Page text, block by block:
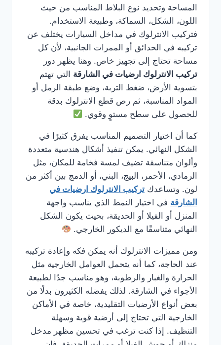
المساحة وتحديد نوع البلاط المناسب من حيث
اللون، الشكل، السماكة، وطبيعة الاستخدام.
فتركيب الانترلوك في مداخل السيارات يختلف عن
تركيبه في الحدائق أو الممرات الجانبية، لأن كل
مساحة تحتاج إلى تجهيز خاص. وهنا يظهر دور
تركيب الانترلوك ارضيات في الشارقة التي تهتم
بتسوية الأرض، ضغط التربة، وضع طبقة الرمل أو
المواد المناسبة، ثم رص قطع الانترلوك بدقة
للحصول على سطح مستوٍ وقوي.
كما أن اختيار التصميم المناسب يفرق كثيرًا في
الشكل النهائي. يمكن تنفيذ أشكال هندسية متعددة
وألوان متناسقة تضيف لمسة فخامة للمكان، مثل
الرمادي، الأحمر، البيج، البني، أو الدمج بين أكثر من
لون. وتساعدك تركيب الانترلوك ارضيات في
الشارقة في اختيار النمط الذي يناسب واجهة
المنزل أو الفيلا أو الحديقة، بحيث يكون الشكل
النهائي متناسقًا مع الديكور الخارجي.
ومن مميزات الانترلوك أنه يمكن فكه وإعادة تركيبه
عند الحاجة، كما أنه يتحمل العوامل الخارجية مثل
الحرارة والغبار والرطوبة، وهو مناسب جدًا لطبيعة
الأجواء في الشارقة. لذلك يفضله الكثيرون بدلًا من
بعض أنواع الأرضيات التقليدية، خاصة في الأماكن
الخارجية التي تحتاج إلى أرضية قوية وسهلة
التنظيف. إذا كنت ترغب في تحسين مظهر مدخل